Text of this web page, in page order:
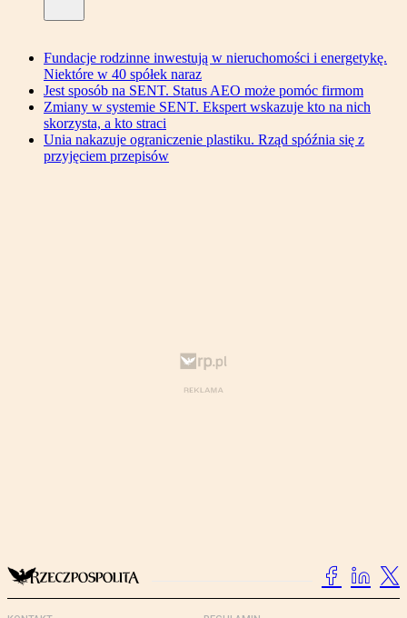
Fundacje rodzinne inwestują w nieruchomości i energetykę.
Niektóre w 40 spółek naraz
Jest sposób na SENT. Status AEO może pomóc firmom
Zmiany w systemie SENT. Ekspert wskazuje kto na nich
skorzysta, a kto straci
Unia nakazuje ograniczenie plastiku. Rząd spóźnia się z
przyjęciem przepisów